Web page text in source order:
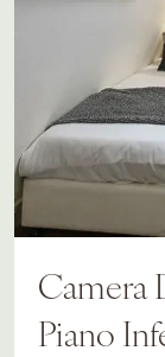
Camera
Piano